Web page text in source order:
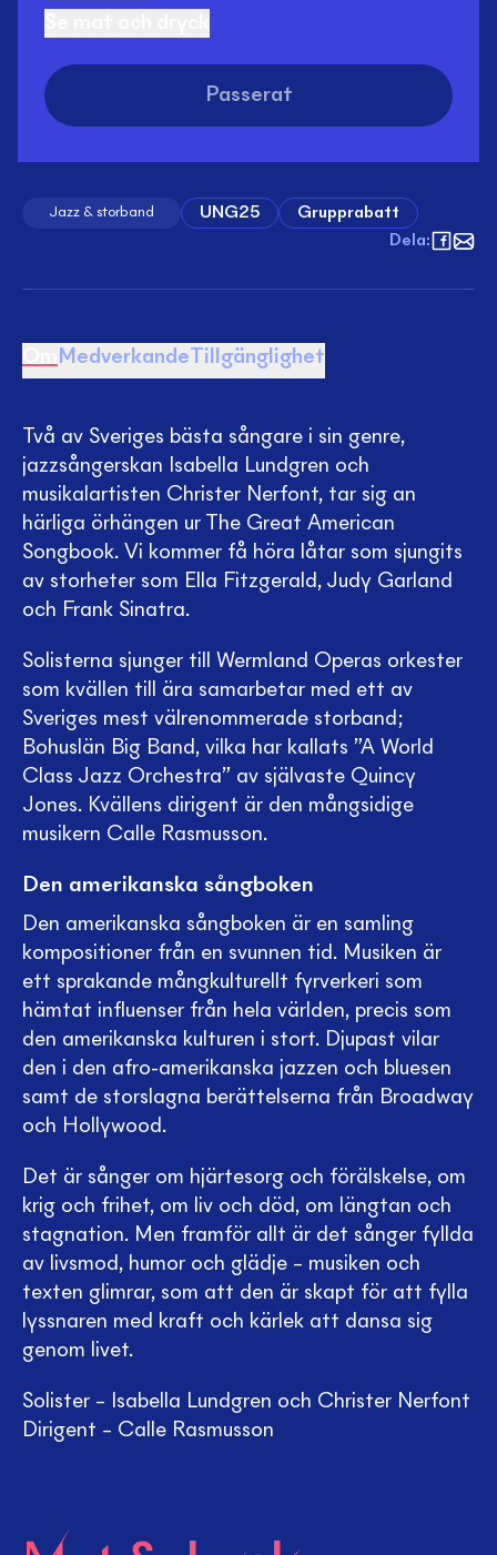
Passerat
Jazz & storband UNG25
Grupprabatt
Dela:
Medverkande Tillgänglighet
Två av Sveriges bästa sångare i sin genre,
jazzsångerskan Isabella Lundgren och
musikalartisten Christer Nerfont, tar sig an
härliga örhängen ur The Great American
Songbook. Vi kommer få höra låtar som sjungits
av storheter som Ella Fitzgerald, Judy Garland
och Frank Sinatra.
Solisterna sjunger till Wermland Operas orkester
som kvällen till ära samarbetar med ett av
Sveriges mest välrenommerade storband;
Bohuslän Big Band, vilka har kallats ”A World
Class Jazz Orchestra” av självaste Quincy
Jones. Kvällens dirigent är den mångsidige
musikern Calle Rasmusson.
Den amerikanska sångboken
Den amerikanska sångboken är en samling
kompositioner från en svunnen tid. Musiken är
ett sprakande mångkulturellt fyrverkeri som
hämtat influenser från hela världen, precis som
den amerikanska kulturen i stort. Djupast vilar
den i den afro-amerikanska jazzen och bluesen
samt de storslagna berättelserna från Broadway
och Hollywood.
Det är sånger om hjärtesorg och förälskelse, om
krig och frihet, om liv och död, om längtan och
stagnation. Men framför allt är det sånger fyllda
av livsmod, humor och glädje – musiken och
texten glimrar, som att den är skapt för att fylla
lyssnaren med kraft och kärlek att dansa sig
genom livet.
Solister – Isabella Lundgren och Christer Nerfont
Dirigent – Calle Rasmusson